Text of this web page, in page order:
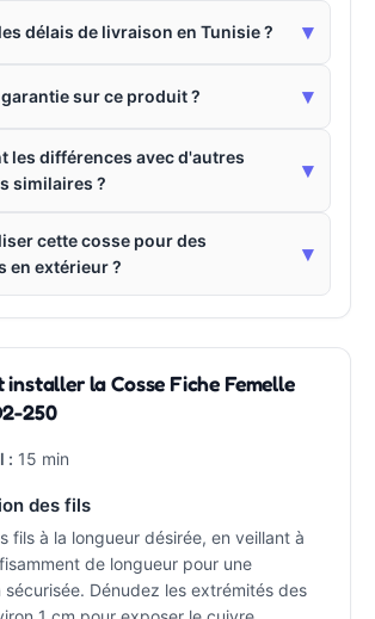
délais de livraison en Tunisie ? ▾
sur ce produit ? ▾
les différences avec d'autres
similaires ?
▾
cette cosse pour des
en extérieur ?
▾
installer la Cosse Fiche Femelle
250
: 15 min
des fils
fils à la longueur désirée, en veillant à
de longueur pour une
sécurisée. Dénudez les extrémités des